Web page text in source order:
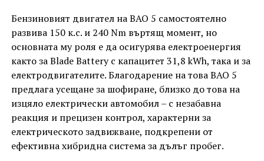
Бензиновият двигател на BAO 5 самостоятелно
развива 150 к.с. и 240 Nm въртящ момент, но
основната му роля е да осигурява електроенергия
както за Blade Battery с капацитет 31,8 kWh, така и за
електродвигателите. Благодарение на това BAO 5
предлага усещане за шофиране, близко до това на
изцяло електрически автомобил – с незабавна
реакция и прецизен контрол, характерни за
електрическото задвижване, подкрепени от
ефективна хибридна система за дълъг пробег.